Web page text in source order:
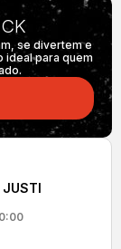
se divertem e
ideal para quem
JUSTI